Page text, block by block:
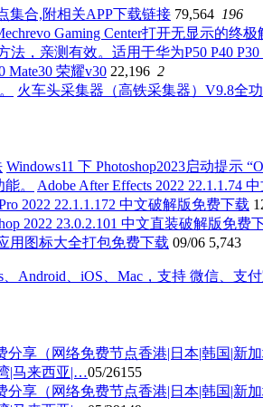
集合,附相关APP下载链接 79,564 196
Gaming Center打开无显示的终
Mate30 荣耀v30 22,196 2
火车头采集器（高铁采集器）V9.8全
Windows11 下 Photoshop2023启动提示
Adobe After Effects 2022 22.1.1.74
2022 22.1.1.172 中文破解版免费下载
2022 23.0.2.101 中文直装破解版免费
用图标大全打包免费下载 09/06 5,743
|马来西亚|…05/26155